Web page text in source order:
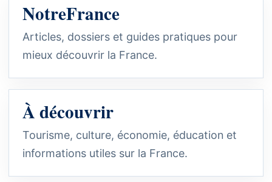
NotreFrance
Articles, dossiers et guides pratiques pour
mieux découvrir la France.
À découvrir
Tourisme, culture, économie, éducation et
informations utiles sur la France.